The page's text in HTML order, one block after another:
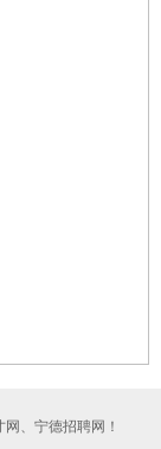
、宁德招聘网！